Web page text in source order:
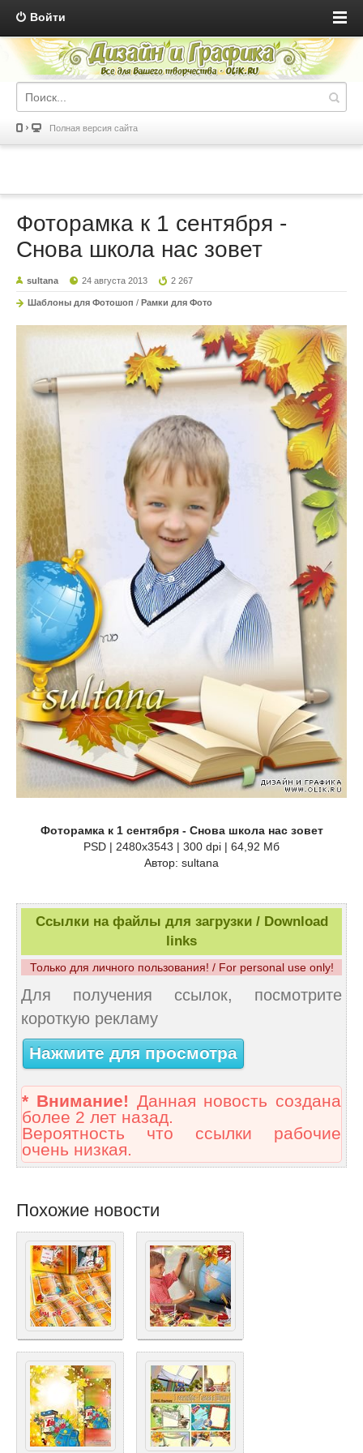
Войти
Полная версия сайта
Фоторамка к 1 сентября -
Снова школа нас зовет
sultana 24 августа 2013 2 267
Шаблоны для Фотошоп / Рамки для Фото
Фоторамка к 1 сентября - Снова школа нас зовет
PSD | 2480x3543 | 300 dpi | 64,92 Мб
Автор: sultana
Ссылки на файлы для загрузки / Download
links
Только для личного пользования! / For personal use only!
Для получения ссылок, посмотрите
короткую рекламу
Нажмите для просмотра
* Внимание! Данная новость создана
более 2 лет назад.
Вероятность что ссылки рабочие
очень низкая.
Похожие новости